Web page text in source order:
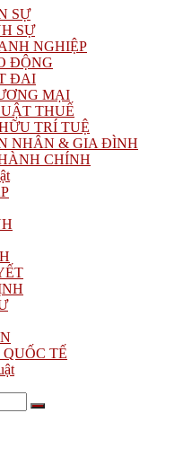
SỰ
SỰ
NGHIỆP
ĐỘNG
ĐAI
MẠI
THUẾ
TRÍ TUỆ
NHÂN & GIA ĐÌNH
CHÍNH
TẾ